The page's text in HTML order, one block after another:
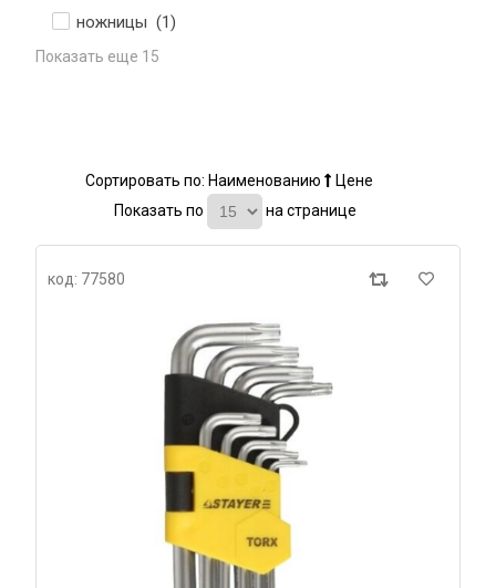
ножницы (1)
Показать еще 15
Сортировать по: Наименованию
Цене
Показать по
на странице
код: 77580